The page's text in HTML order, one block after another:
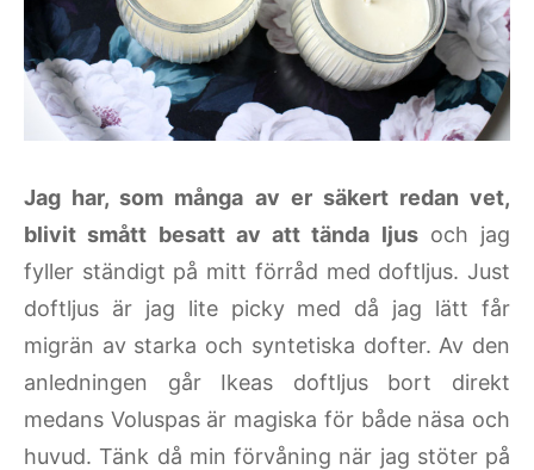
Jag har, som många av er säkert redan vet,
blivit smått besatt av att tända ljusoch jag
fyller ständigt på mitt förråd med doftljus. Just
doftljus är jag lite picky med då jag lätt får
migrän av starka och syntetiska dofter. Av den
anledningen går Ikeas doftljus bort direkt
medans Voluspas är magiska för både näsa och
huvud. Tänk då min förvåning när jag stöter på